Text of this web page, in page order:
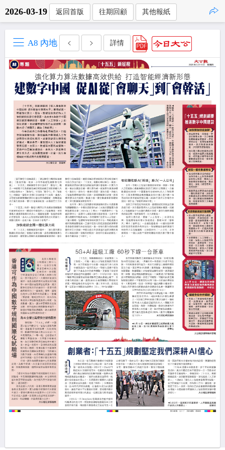
2026-03-19 返回首版 往期回顧 其他報紙
A8 內地 詳情